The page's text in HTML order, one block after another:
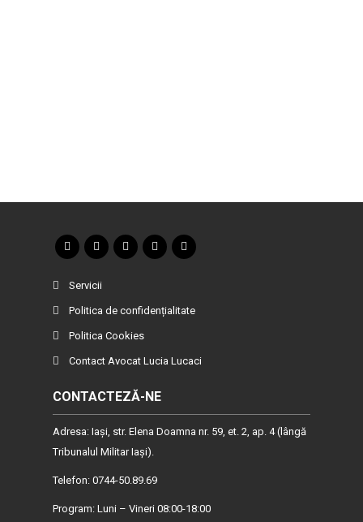
Servicii
Politica de confidențialitate
Politica Cookies
Contact Avocat Lucia Lucaci
CONTACTEZĂ-NE
Adresa: Iaşi, str. Elena Doamna nr. 59, et. 2, ap. 4 (lângă
Tribunalul Militar Iaşi).
Telefon: 0744-50.89.69
Program: Luni – Vineri 08:00-18:00